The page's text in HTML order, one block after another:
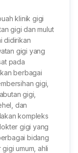
klinik gigi
gigi dan mulut
didirikan
gigi yang
pada
berbagai
gigi,
gigi,
dan
kompleks
gigi yang
bidang
umum, ahli